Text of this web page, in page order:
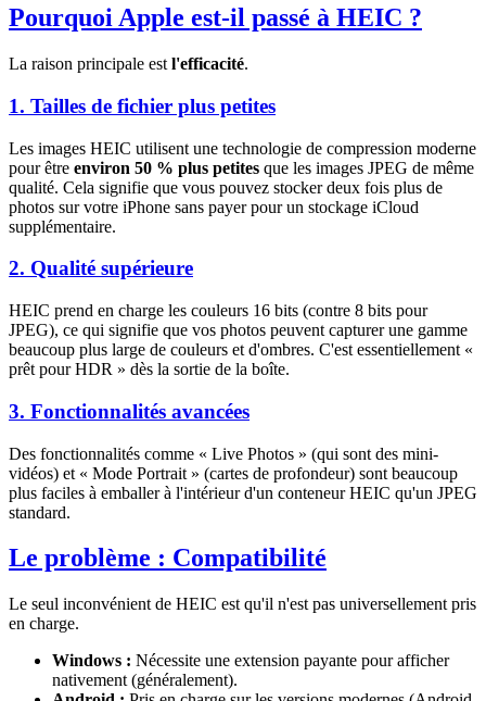
Pourquoi Apple est-il passé à HEIC ?
La raison principale est l'efficacité.
1. Tailles de fichier plus petites
Les images HEIC utilisent une technologie de compression moderne
pour être environ 50 % plus petites que les images JPEG de même
qualité. Cela signifie que vous pouvez stocker deux fois plus de
photos sur votre iPhone sans payer pour un stockage iCloud
supplémentaire.
2. Qualité supérieure
HEIC prend en charge les couleurs 16 bits (contre 8 bits pour
JPEG), ce qui signifie que vos photos peuvent capturer une gamme
beaucoup plus large de couleurs et d'ombres. C'est essentiellement «
prêt pour HDR » dès la sortie de la boîte.
3. Fonctionnalités avancées
Des fonctionnalités comme « Live Photos » (qui sont des mini-
vidéos) et « Mode Portrait » (cartes de profondeur) sont beaucoup
plus faciles à emballer à l'intérieur d'un conteneur HEIC qu'un JPEG
standard.
Le problème : Compatibilité
Le seul inconvénient de HEIC est qu'il n'est pas universellement pris
en charge.
Windows : Nécessite une extension payante pour afficher
nativement (généralement).